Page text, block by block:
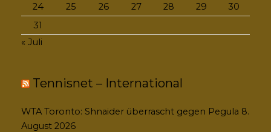
24
25 26 27 28 29
30
31
« Juli
Tennisnet – International
WTA Toronto: Shnaider überrascht gegen Pegula 8.
August 2026